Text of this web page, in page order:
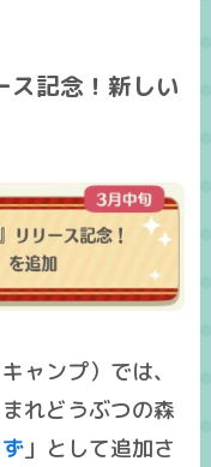
ス記念！新しい
ャンプ）では、
れどうぶつの森
」として追加さ